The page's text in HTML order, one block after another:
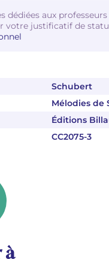
Schubert
Mélodies de
Éditions
CC2075-3
dédiées aux
votre justificatif de
à